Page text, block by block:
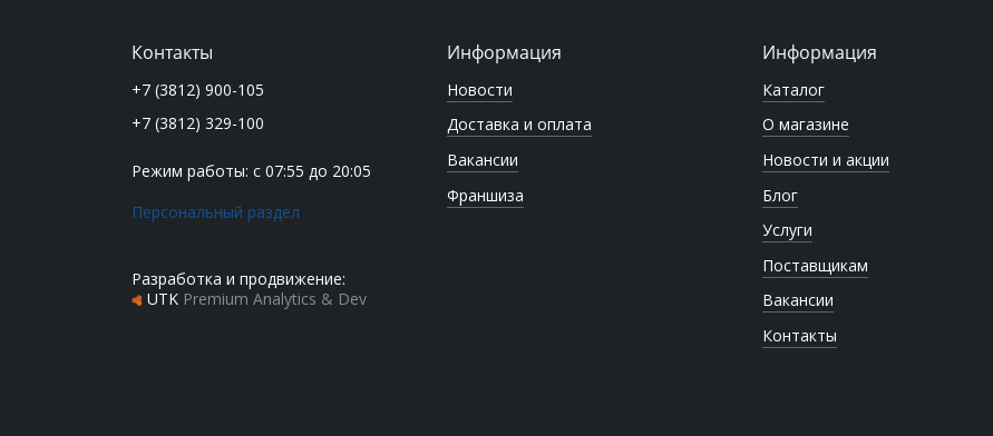
Информация
Новости
Доставка и оплата
Вакансии
Франшиза
Информация
Каталог
О магазине
Новости и акции
Блог
Услуги
Поставщикам
Вакансии
Контакты
Контакты
+7 (3812) 900-105
+7 (3812) 329-100
Режим работы: с 07:55 до 20:05
Персональный раздел
Разработка и продвижение:
UTK Premium Analytics & Dev